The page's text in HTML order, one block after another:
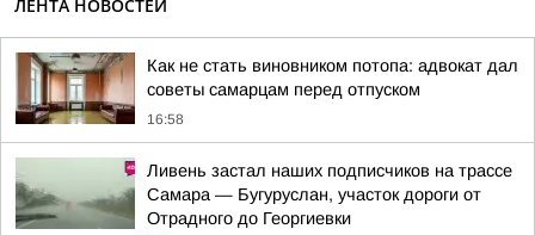
ЛЕНТА НОВОСТЕЙ
Как не стать виновником потопа: адвокат дал
советы самарцам перед отпуском
16:58
Ливень застал наших подписчиков на трассе
Самара — Бугуруслан, участок дороги от
Отрадного до Георгиевки